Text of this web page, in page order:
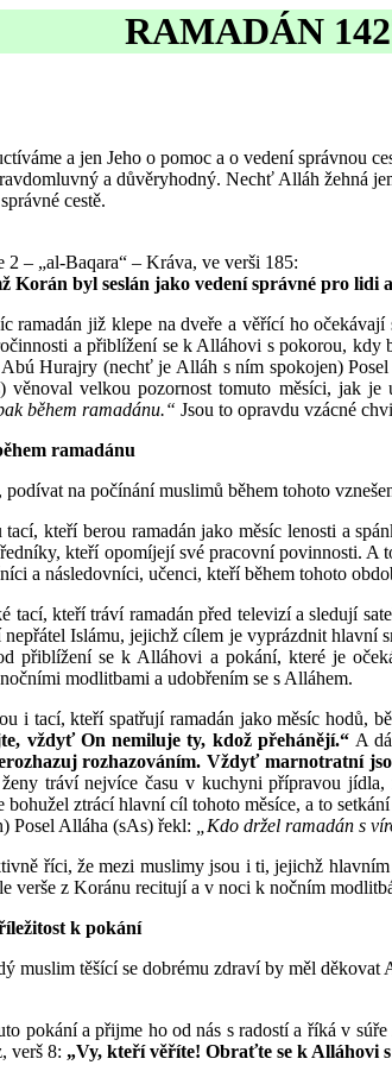
RAMADÁN
a jen Jeho o pomoc a o vedení správnou
a důvěryhodný. Nechť Alláh žehná
cestě.
– „al-Baqara“ – Kráva, ve verši 185:
Korán byl seslán jako vedení správné pro
ramadán již klepe na dveře a věřící ho
a přiblížení se k Alláhovi s pokorou, kdy
Hurajry (nechť je Alláh s ním spokojen)
věnoval velkou pozornost tomuto měsíci, jak
během ramadánu.“ Jsou to opravdu vzácné
ramadánu
podívat na počínání muslimů během tohoto
kteří berou ramadán jako měsíc lenosti a
kteří opomíjejí své pracovní povinnosti. A
a následovníci, učenci, kteří během tohoto
tací, kteří tráví ramadán před televizí a sledují
nepřátel Islámu, jejichž cílem je vyprázdnit hlavní
přiblížení se k Alláhovi a pokání, které je
modlitbami a udobřením se s Alláhem.
i tací, kteří spatřují ramadán jako měsíc hodů,
vždyť On nemiluje ty, kdož přehánějí.“A
rozhazováním. Vždyť marnotratní
tráví nejvíce času v kuchyni přípravou
bohužel ztrácí hlavní cíl tohoto měsíce, a to
Posel Alláha (sAs) řekl: „Kdo držel ramadán s
říci, že mezi muslimy jsou i ti, jejichž
verše z Koránu recitují a v noci k nočním
k pokání
muslim těšící se dobrému zdraví by měl
pokání a přijme ho od nás s radostí a říká v
verš 8: „Vy, kteří věříte! Obraťte se k Alláhovi